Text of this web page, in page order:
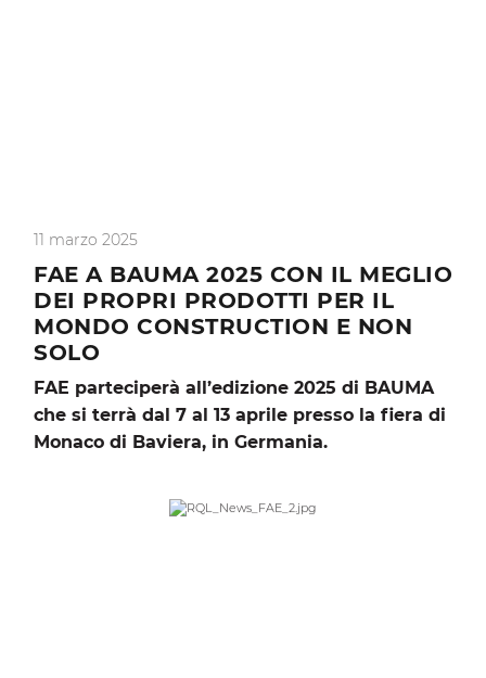
11 marzo 2025
FAE A BAUMA 2025 CON IL MEGLIO
DEI PROPRI PRODOTTI PER IL
MONDO CONSTRUCTION E NON
SOLO
FAE parteciperà all’edizione 2025 di BAUMA
che si terrà dal 7 al 13 aprile presso la fiera di
Monaco di Baviera, in Germania.